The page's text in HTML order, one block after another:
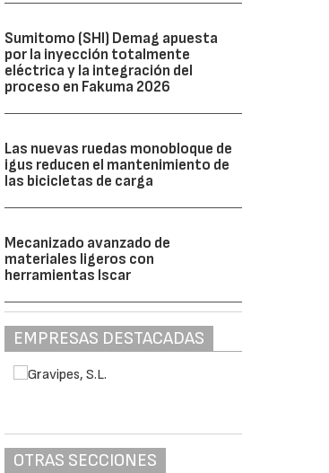
Sumitomo (SHI) Demag apuesta
por la inyección totalmente
eléctrica y la integración del
proceso en Fakuma 2026
Las nuevas ruedas monobloque de
igus reducen el mantenimiento de
las bicicletas de carga
Mecanizado avanzado de
materiales ligeros con
herramientas Iscar
EMPRESAS DESTACADAS
OTRAS SECCIONES